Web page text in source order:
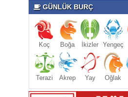
GÜNLÜK BURÇ
Koç Boğa İkizler Yengeç
Terazi Akrep Yay Oğlak